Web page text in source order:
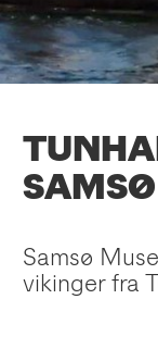
SAMSØ
Samsø
vikinger fra